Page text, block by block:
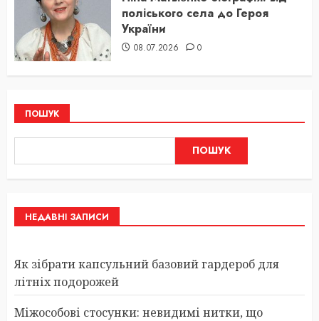
поліського села до Героя
України
08.07.2026 0
ПОШУК
ПОШУК
НЕДАВНІ ЗАПИСИ
Як зібрати капсульний базовий гардероб для
літніх подорожей
Міжособові стосунки: невидимі нитки, що